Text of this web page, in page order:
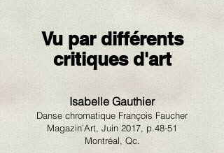
Vu par différents
critiques d'art
Isabelle Gauthier
Danse chromatique François Faucher
Magazin’Art, Juin 2017, p.48-51
Montréal, Qc.